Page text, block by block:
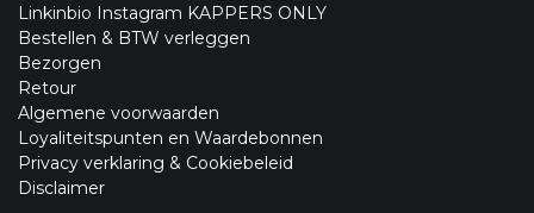
Linkinbio Instagram KAPPERS ONLY
Bestellen & BTW verleggen
Bezorgen
Retour
Algemene voorwaarden
Loyaliteitspunten en Waardebonnen
Privacy verklaring & Cookiebeleid
Disclaimer